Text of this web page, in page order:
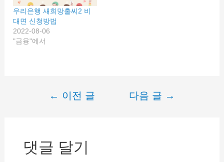
새희망홀씨와 더불어 많은
분들이 이용하는 서민지원
대출상품입니다. 신한은행
새희망홀씨는 인터넷/모바
일/영업점에서 대출신청 가
우리은행 새희망홀씨2 비
대면 신청방법
2022-08-06
"금융"에서
게
← 이전 글 다음 글 →
댓글 달기